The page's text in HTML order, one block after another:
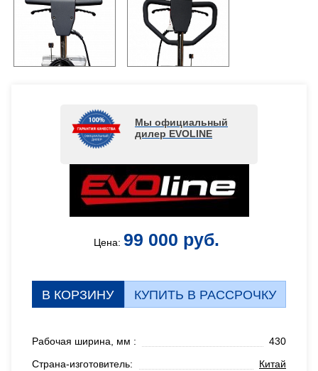
Мы официальный
дилер EVOLINE
Цена: 99 000 руб.
В КОРЗИНУ КУПИТЬ В РАССРОЧКУ
Рабочая ширина, мм :
430
Страна-изготовитель:
Китай